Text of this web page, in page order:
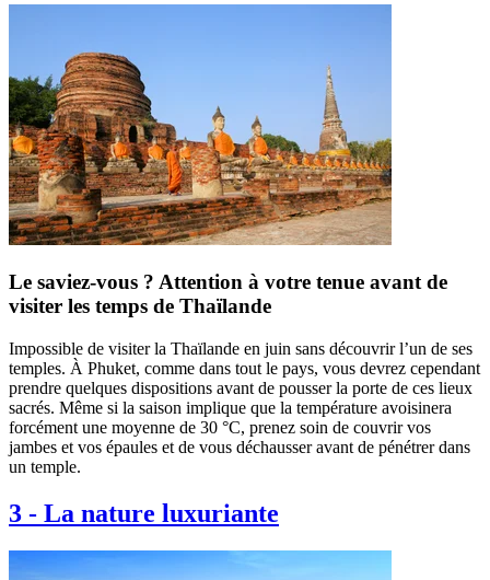
Le saviez-vous ? Attention à votre tenue avant de
visiter les temps de Thaïlande
Impossible de visiter la Thaïlande en juin sans découvrir l’un de ses
temples. À Phuket, comme dans tout le pays, vous devrez cependant
prendre quelques dispositions avant de pousser la porte de ces lieux
sacrés. Même si la saison implique que la température avoisinera
forcément une moyenne de 30 °C, prenez soin de couvrir vos
jambes et vos épaules et de vous déchausser avant de pénétrer dans
un temple.
3 - La nature luxuriante